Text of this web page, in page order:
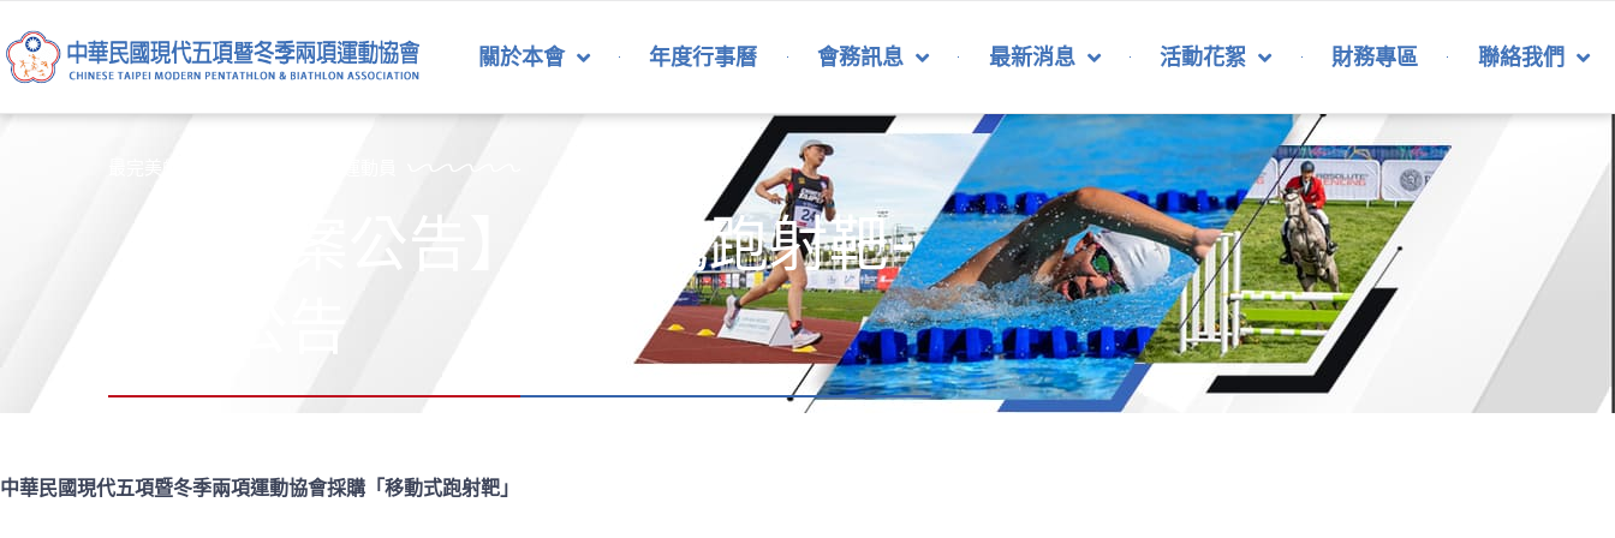
至
主
內
關於本會 年度行事曆 會務訊息 最新消息 活動花絮 財務專區 聯絡我們
【採購案公告】移動式跑射靶-
中華民國現代五項暨冬季兩項運動協會採購「移動式跑射靶」